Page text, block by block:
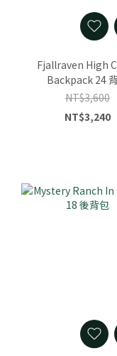
Fjallraven High
Backpack 24
NT$3,600
NT$3,240